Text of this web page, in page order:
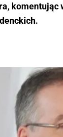
komentując